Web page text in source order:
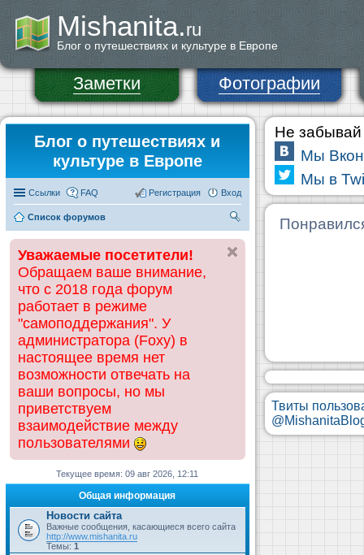
Mishanita.ru
Блог о путешествиях и культуре в Европе
Заметки Фотографии
Блог о путешествиях и
культуре в Европе
Ссылки FAQ Вход
Регистрация
Список форумов
ск
Уважаемые посетители!
Обращаем ваше внимание,
что с 2018 года форум
работает в режиме
"самоподдержания". У
администратора (Foxy) в
настоящее время нет
возможности отвечать на
ваши вопросы, но мы
приветствуем
взаимодействие между
пользователями
Текущее время: 09 авг 2026, 12:11
Общая информация
Новости сайта
Важные сообщения, касающиеся всего сайта
http://www.mishanita.ru
Темы: 1
Не забывай
Мы
Мы в
Твиты